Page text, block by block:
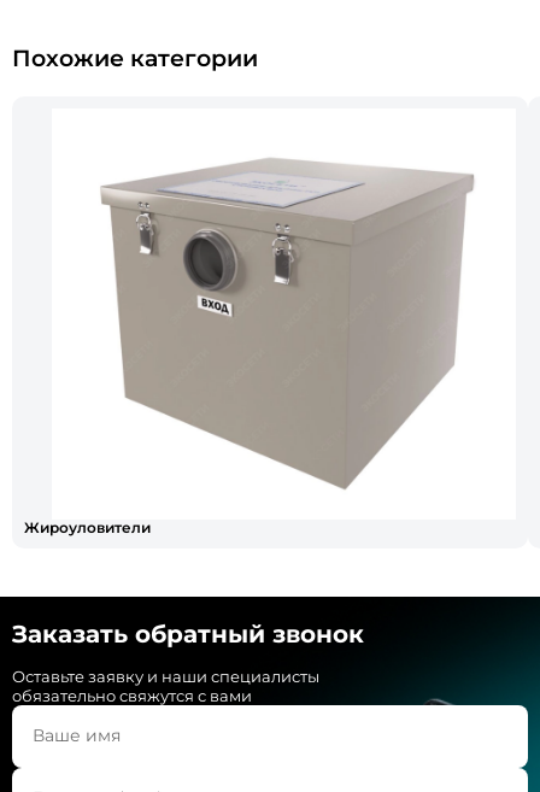
Похожие категории
Жироуловители
Заказать обратный звонок
Оставьте заявку и наши специалисты
обязательно свяжутся с вами